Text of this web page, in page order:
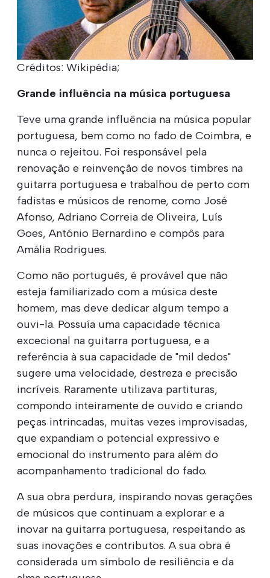
Créditos: Wikipédia;
Grande influência na música portuguesa
Teve uma grande influência na música popular
portuguesa, bem como no fado de Coimbra, e
nunca o rejeitou. Foi responsável pela
renovação e reinvenção de novos timbres na
guitarra portuguesa e trabalhou de perto com
fadistas e músicos de renome, como José
Afonso, Adriano Correia de Oliveira, Luís
Goes, António Bernardino e compôs para
Amália Rodrigues.
Como não português, é provável que não
esteja familiarizado com a música deste
homem, mas deve dedicar algum tempo a
ouvi-la. Possuía uma capacidade técnica
excecional na guitarra portuguesa, e a
referência à sua capacidade de "mil dedos"
sugere uma velocidade, destreza e precisão
incríveis. Raramente utilizava partituras,
compondo inteiramente de ouvido e criando
peças intrincadas, muitas vezes improvisadas,
que expandiam o potencial expressivo e
emocional do instrumento para além do
acompanhamento tradicional do fado.
A sua obra perdura, inspirando novas gerações
de músicos que continuam a explorar e a
inovar na guitarra portuguesa, respeitando as
suas inovações e contributos. A sua obra é
considerada um símbolo de resiliência e da